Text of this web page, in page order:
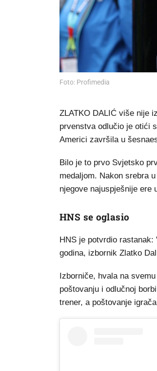
Foto: Profimedia
ZLATKO DALIĆ više nije
prvenstva odlučio je otići
Americi završila u
Bilo je to prvo Svjetsko
medaljom. Nakon srebra
njegove najuspješnije ere
HNS se oglasio
HNS je potvrdio
godina, izbornik Zlatko
Izborniče, hvala na
poštovanju i odlučnoj
trener, a poštovanje